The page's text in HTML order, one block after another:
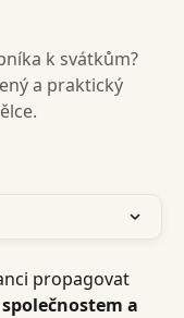
k svátkům?
a praktický
propagovat
a